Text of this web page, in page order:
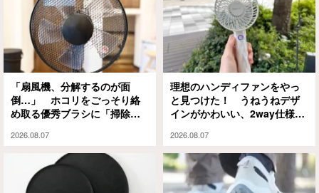
「扇風機、分解するのが面
倒…」 ホコリをごっそり絡
め取る優秀ブラシに「掃除の
2026.08.07
理想のハンディファンをやっ
と見つけた！ うねうねデザ
インがかわいい、2way仕様の
ない夏は無理」
2026.08.07